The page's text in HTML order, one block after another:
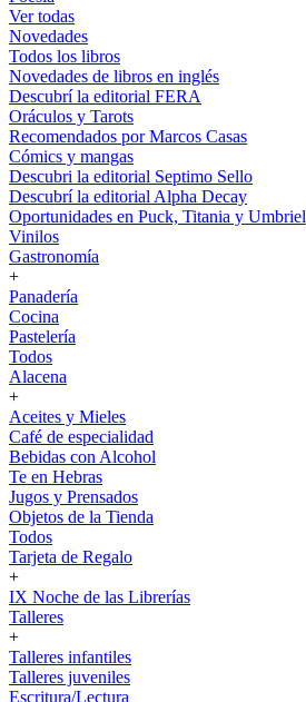
Ver todas
Novedades
Todos los libros
Novedades de libros en inglés
Descubrí la editorial FERA
Oráculos y Tarots
Recomendados por Marcos Casas
Cómics y mangas
Descubri la editorial Septimo Sello
Descubrí la editorial Alpha Decay
Oportunidades en Puck, Titania y Umbriel
Vinilos
Gastronomía
+
Panadería
Cocina
Pastelería
Todos
Alacena
+
Aceites y Mieles
Café de especialidad
Bebidas con Alcohol
Te en Hebras
Jugos y Prensados
Objetos de la Tienda
Todos
Tarjeta de Regalo
+
IX Noche de las Librerías
Talleres
+
Talleres infantiles
Talleres juveniles
Escritura/Lectura